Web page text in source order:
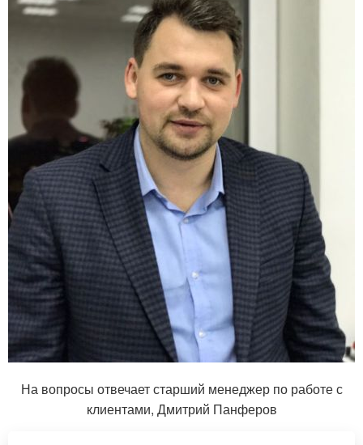
На вопросы отвечает старший менеджер по работе с
клиентами, Дмитрий Панферов